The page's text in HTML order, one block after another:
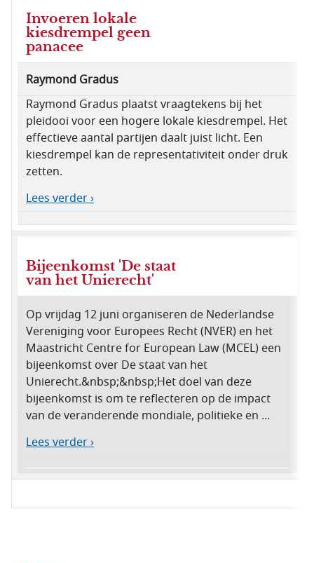
Invoeren lokale
kiesdrempel geen
panacee
Raymond Gradus
Raymond Gradus plaatst vraagtekens bij het
pleidooi voor een hogere lokale kiesdrempel. Het
effectieve aantal partijen daalt juist licht. Een
kiesdrempel kan de representativiteit onder druk
zetten.
Lees verder ›
Bijeenkomst 'De staat
van het Unierecht'
Op vrijdag 12 juni organiseren de Nederlandse
Vereniging voor Europees Recht (NVER) en het
Maastricht Centre for European Law (MCEL) een
bijeenkomst over De staat van het
Unierecht.&nbsp;&nbsp;Het doel van deze
bijeenkomst is om te reflecteren op de impact
van de veranderende mondiale, politieke en ...
Lees verder ›